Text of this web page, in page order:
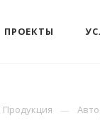
ПРОЕКТЫ
Продукция